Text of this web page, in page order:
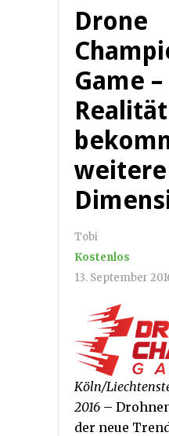
Drone
Game
Realität
weitere
Tobi
Kostenlos
13. September
Köln/
2016 –
der neue